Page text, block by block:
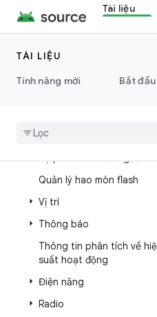
Tài liệu
TÀI LIỆU
Tính năng mới
Bắt đầu
dùng có thể mở rộng
Camera
Lõi khung ô tô
Màn hình và đầu vào
Sự phân tâm của người lái
Quản lý hao mòn flash
Vị trí
Thông báo
Thông tin phân tích về
suất hoạt động
Điện năng
Radio